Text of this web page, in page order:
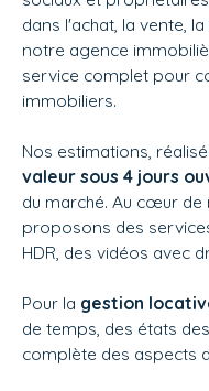
dans l'achat, la vente,
notre agence
service complet pour
immobiliers.
Nos estimations,
valeur sous 4 jours
du marché. Au cœur
proposons des
HDR, des vidéos avec
Pour la gestion
de temps, des états
complète des aspects